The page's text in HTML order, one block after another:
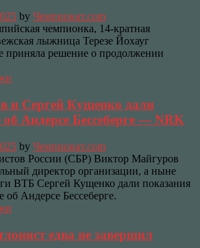
by Чемпионат.com
чемпионка, 14-кратная
лыжница Терезе Йохауг
приняла решение о продолжении
и Сергей Кущенко дали
об Андерсе Бессеберге — NRK
by Чемпионат.com
России (СБР) Виктор Майгуров
директор организации, а ныне
ВТБ Сергей Кущенко дали показания
об Андерсе Бессеберге.
едва не завершил